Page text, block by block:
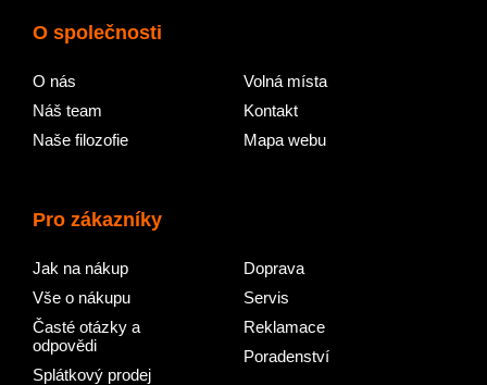
O společnosti
O nás
Náš team
Naše filozofie
Volná místa
Kontakt
Mapa webu
Pro zákazníky
Jak na nákup
Vše o nákupu
Časté otázky a
odpovědi
Splátkový prodej
Doprava
Servis
Reklamace
Poradenství